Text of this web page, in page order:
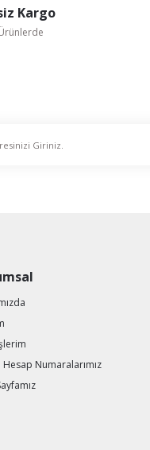
Kargo
Hesap Numaralarımız